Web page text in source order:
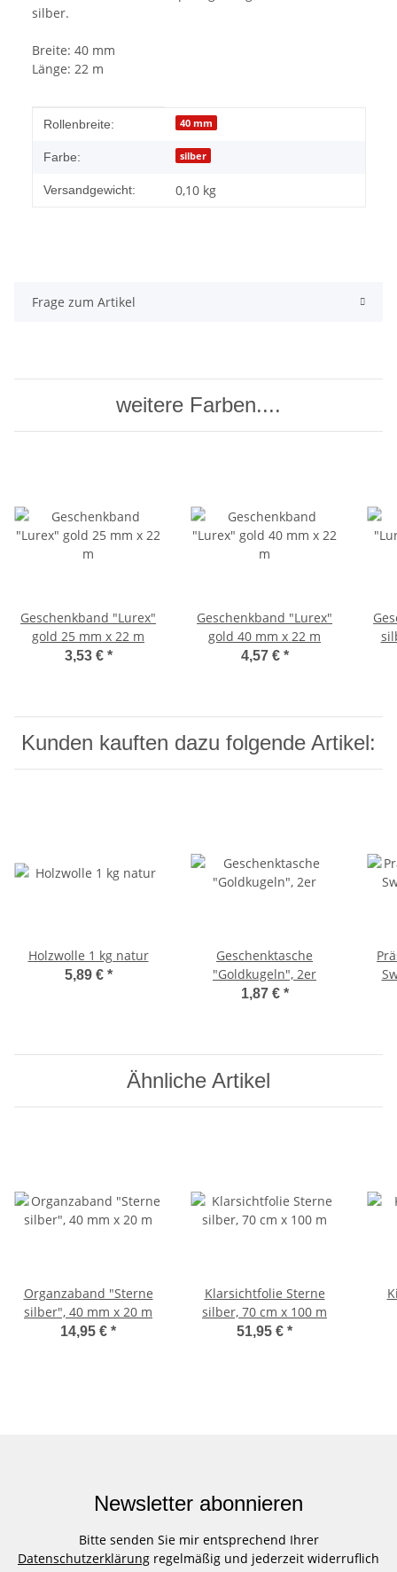
silber.
Breite: 40 mm
Länge: 22 m
Produkteigenschaft
Wert
Rollenbreite: 40 mm
Farbe: silber
Versandgewicht: 0,10 kg
Frage zum Artikel
weitere Farben....
Geschenkband "Lurex"
gold 25 mm x 22 m
3,53 € *
Geschenkband "Lurex"
gold 40 mm x 22 m
4,57 € *
Kunden kauften dazu folgende Artikel:
Holzwolle 1 kg natur
5,89 € *
Geschenktasche
"Goldkugeln", 2er
1,87 € *
Ähnliche Artikel
Organzaband "Sterne
silber", 40 mm x 20 m
14,95 € *
Klarsichtfolie Sterne
silber, 70 cm x 100 m
51,95 € *
Newsletter abonnieren
Bitte senden Sie mir entsprechend Ihrer
Datenschutzerklärung regelmäßig und jederzeit widerruflich